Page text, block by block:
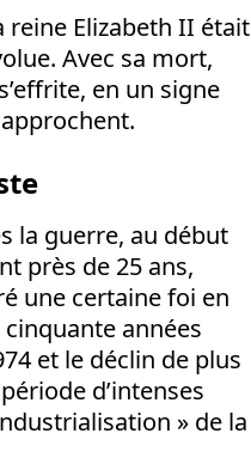
reine Elizabeth II était
Avec sa mort,
en un signe
la guerre, au début
près de 25 ans,
une certaine foi en
années
et le déclin de plus
d’intenses
» de la